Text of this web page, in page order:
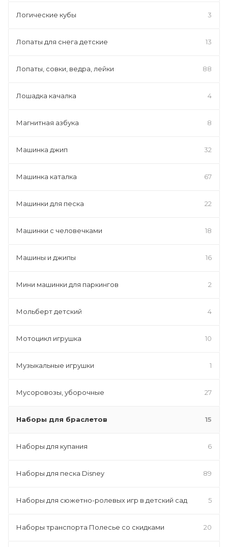
Логические кубы 3
Лопаты для снега детские 13
Лопаты, совки, ведра, лейки 88
Лошадка качалка 4
Магнитная азбука 8
Машинка джип 32
Машинка каталка 67
Машинки для песка 22
Машинки с человечками 18
Машины и джипы 16
Мини машинки для паркингов 2
Мольберт детский 4
Мотоцикл игрушка 10
Музыкальные игрушки 1
Мусоровозы, уборочные 27
Наборы для браслетов 15
Наборы для купания 6
Наборы для песка Disney 89
Наборы для сюжетно-ролевых игр в детский сад 5
Наборы транспорта Полесье со скидками 20